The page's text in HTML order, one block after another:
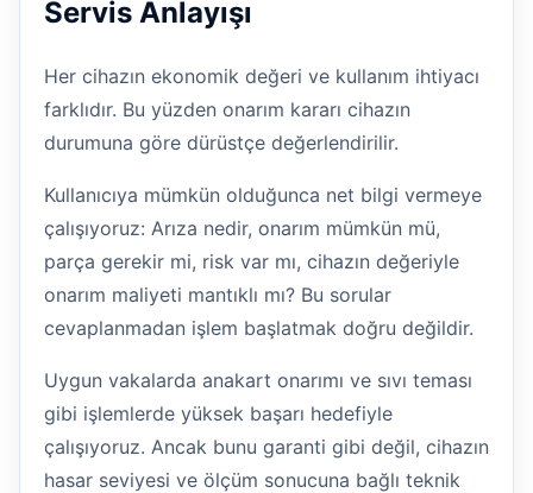
Servis Anlayışı
Her cihazın ekonomik değeri ve kullanım ihtiyacı
farklıdır. Bu yüzden onarım kararı cihazın
durumuna göre dürüstçe değerlendirilir.
Kullanıcıya mümkün olduğunca net bilgi vermeye
çalışıyoruz: Arıza nedir, onarım mümkün mü,
parça gerekir mi, risk var mı, cihazın değeriyle
onarım maliyeti mantıklı mı? Bu sorular
cevaplanmadan işlem başlatmak doğru değildir.
Uygun vakalarda anakart onarımı ve sıvı teması
gibi işlemlerde yüksek başarı hedefiyle
çalışıyoruz. Ancak bunu garanti gibi değil, cihazın
hasar seviyesi ve ölçüm sonucuna bağlı teknik